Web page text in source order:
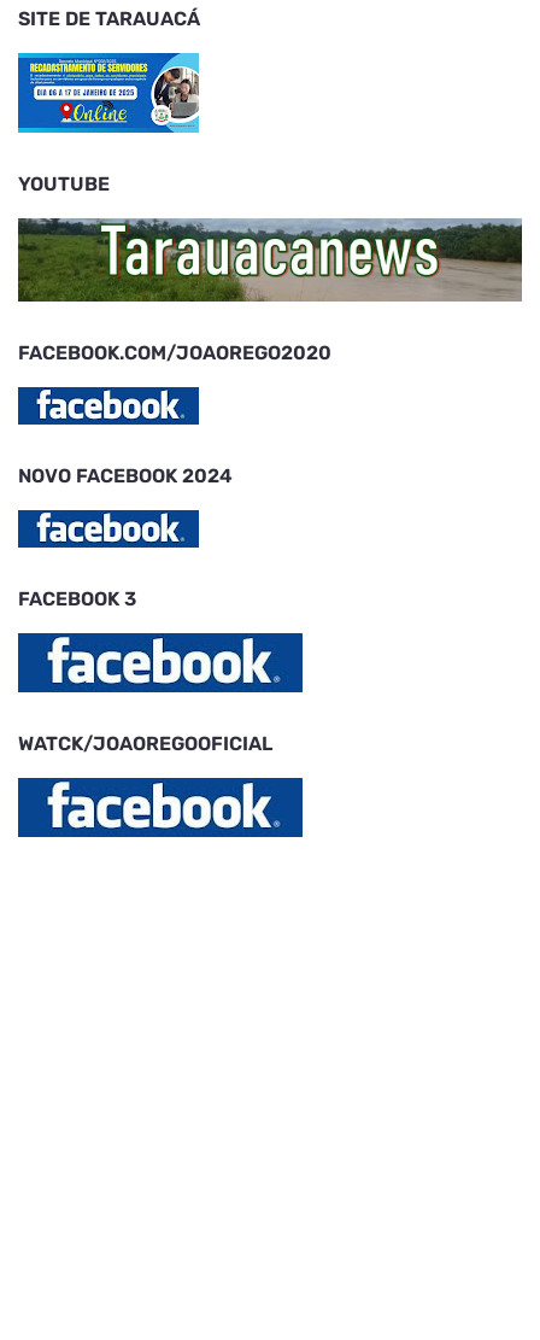
SITE DE TARAUACÁ
YOUTUBE
FACEBOOK.COM/JOAOREGO2020
NOVO FACEBOOK 2024
FACEBOOK 3
WATCK/JOAOREGOOFICIAL